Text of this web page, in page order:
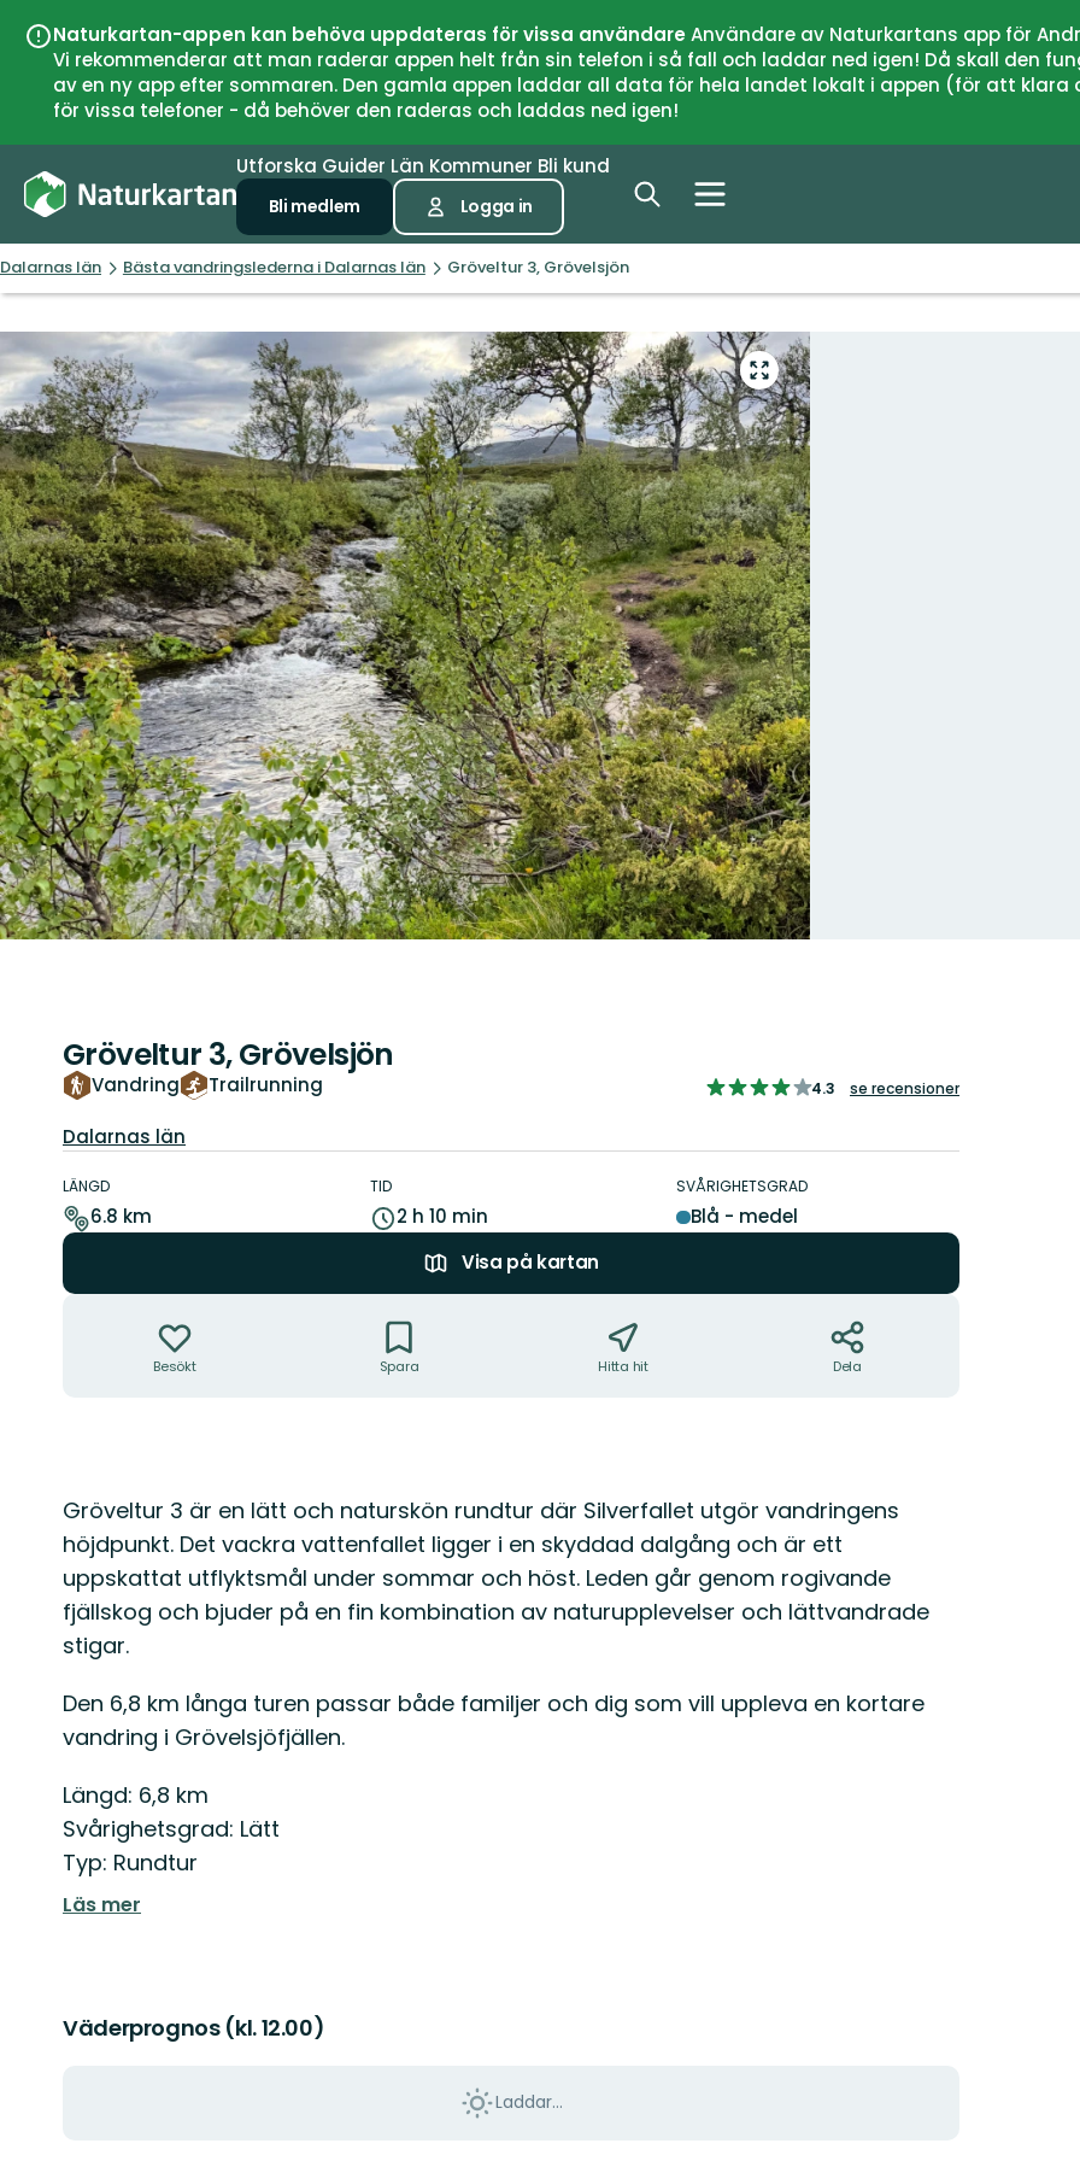
Naturkartan-appen kan behöva uppdateras för vissa användareAnvändare av Naturkartans app för
Vi rekommenderar att man raderar appen helt från sin telefon i så fall och laddar ned igen! Då skall den
av en ny app efter sommaren. Den gamla appen laddar all data för hela landet lokalt i appen (för att
för vissa telefoner - då behöver den raderas och laddas ned igen!
Utforska Guider Län Kommuner Bli kund
Bli medlem Logga in
Dalarnas län Bästa vandringslederna i Dalarnas län Gröveltur 3, Grövelsjön
Gå
till
helskärmsläge
Gröveltur 3, Grövelsjön
Vandring Trailrunning
4.262019876443728
4.3 se recensioner
Län:
Dalarnas län
om
leden
LÄNGD
6.8 km
TID
2 h 10 min
SVÅRIGHETSGRAD
Blå - medel
Visa på kartan
Besökt Spara Hitta hit Dela
Beskrivning
Gröveltur 3 är en lätt och naturskön rundtur där Silverfallet utgör vandringens
höjdpunkt. Det vackra vattenfallet ligger i en skyddad dalgång och är ett
uppskattat utflyktsmål under sommar och höst. Leden går genom rogivande
fjällskog och bjuder på en fin kombination av naturupplevelser och lättvandrade
stigar.
Den 6,8 km långa turen passar både familjer och dig som vill uppleva en kortare
vandring i Grövelsjöfjällen.
Längd: 6,8 km
Svårighetsgrad: Lätt
Typ: Rundtur
Läs mer
Väderprognos (kl. 12.00)
Laddar...